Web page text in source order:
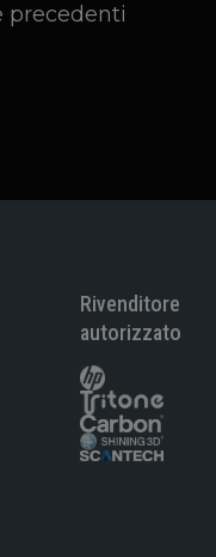
precedenti
Rivenditore
autorizzato